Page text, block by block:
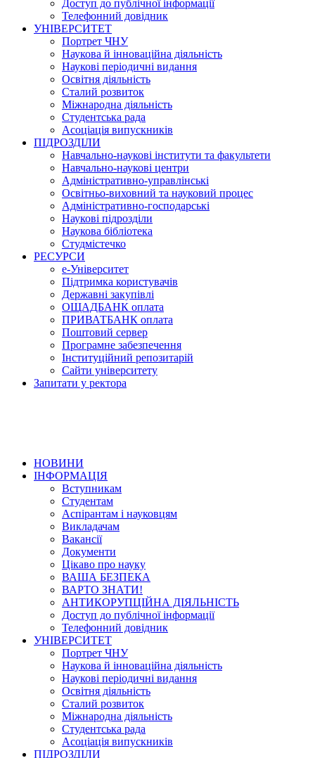
Доступ до публічної інформації
Телефонний довідник
УНІВЕРСИТЕТ
Портрет ЧНУ
Наукова й інноваційна діяльність
Наукові періодичні видання
Освітня діяльність
Сталий розвиток
Міжнародна діяльність
Студентська рада
Асоціація випускників
ПІДРОЗДІЛИ
Навчально-наукові інститути та факультети
Навчально-наукові центри
Адміністративно-управлінські
Освітньо-виховний та науковий процес
Адміністративно-господарські
Наукові підрозділи
Наукова бібліотека
Студмістечко
РЕСУРСИ
е-Університет
Підтримка користувачів
Державні закупівлі
ОЩАДБАНК оплата
ПРИВАТБАНК оплата
Поштовий сервер
Програмне забезпечення
Інституційний репозитарій
Сайти університету
Запитати у ректора
НОВИНИ
ІНФОРМАЦІЯ
Вступникам
Студентам
Аспірантам і науковцям
Викладачам
Вакансії
Документи
Цікаво про науку
ВАША БЕЗПЕКА
ВАРТО ЗНАТИ!
АНТИКОРУПЦІЙНА ДІЯЛЬНІСТЬ
Доступ до публічної інформації
Телефонний довідник
УНІВЕРСИТЕТ
Портрет ЧНУ
Наукова й інноваційна діяльність
Наукові періодичні видання
Освітня діяльність
Сталий розвиток
Міжнародна діяльність
Студентська рада
Асоціація випускників
ПІДРОЗДІЛИ